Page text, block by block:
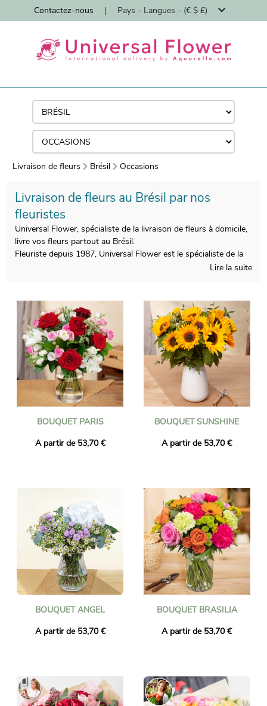
Contactez-nous | Pays - Langues - (€ $ £)
Livraison de fleurs Brésil Occasions
Livraison de fleurs au Brésil par nos
fleuristes
Universal Flower, spécialiste de la livraison de fleurs à domicile,
livre vos fleurs partout au Brésil.
Fleuriste depuis 1987, Universal Flower est le spécialiste de la
livraison de bouquets de fleurs à domicile par des fleuristes.
de votre choix par le fleuriste proche de votre destinataire.
Commandez avant 16h et votre bouquet sera livré le lendemain
y compris les jours fériés. Quelque soit l'événement à célébrer
(Naissance, anniversaire, mariage, remerciements, ...) faites
confiance à Universal Flower pour une livraison de fleurs
réussie !
Lire la suite
BOUQUET PARIS
A partir de 53,70 €
BOUQUET SUNSHINE
A partir de 53,70 €
BOUQUET ANGEL
A partir de 53,70 €
BOUQUET BRASILIA
A partir de 53,70 €